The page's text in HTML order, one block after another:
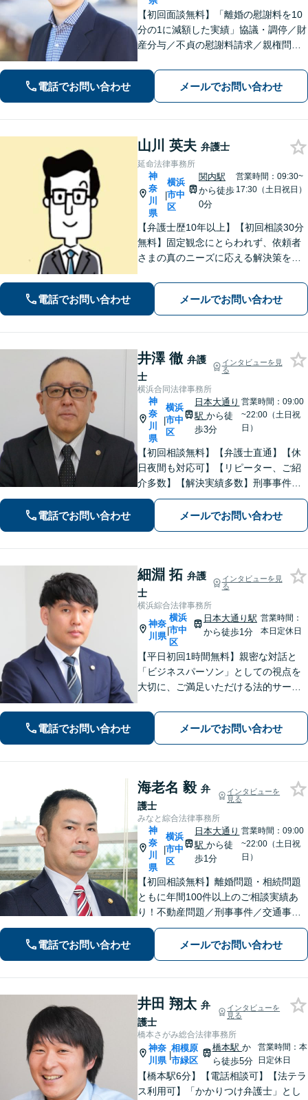
【初回面談無料】「離婚の慰謝料を10
分の1に減額した実績」協議・調停／財
産分与／不貞の慰謝料請求／親権問題
ーの顧問経験豊富」土地・建物の明渡
しや賃料回収など幅広くサポート【夜
間・休日面談可】【電話相談対応】
電話でお問い合わせ メールでお問い合わせ
山川 英夫 弁護士
延命法律事務所
神
奈
川
県
|
横浜
市中
区
関内駅
から徒歩
0分
営業時間：09:30~
17:30（土日祝日）
【弁護士歴10年以上】【初回相談30分
無料】固定観念にとらわれず、依頼者
さまの真のニーズに応える解決策を導
士業との連携で不動産トラブルや相続
問題にワンストップの対応も可能【WE
B面談対応】【関内駅3分】
電話でお問い合わせ メールでお問い合わせ
井澤 徹 弁護
士
インタビューを見
る
横浜合同法律事務所
神
奈
川
県
|
横浜
市中
区
日本大通り
駅から徒
歩3分
営業時間：09:00
~22:00（土日祝
日）
【初回相談無料】【弁護士直通】【休
日夜間も対応可】【リピーター、ご紹
介多数】【解決実績多数】刑事事件、
債務整理、離婚、相続など幅広く対
応。迅速な対応と丁寧なサポートに努
めます。
電話でお問い合わせ メールでお問い合わせ
細淵 拓 弁護
士
インタビューを見
る
横浜綜合法律事務所
神奈
川県
|
横浜
市中
区
日本大通り駅
から徒歩1分
営業時間：
本日定休日
【平日初回1時間無料】親密な対話と
「ビジネスパーソン」としての視点を
大切に、ご満足いただける法的サービ
続、企業法務から個人の身近なトラブ
ルまで、お気軽にご相談ください。
電話でお問い合わせ メールでお問い合わせ
海老名 毅 弁
護士
インタビューを
見る
みなと綜合法律事務所
神
奈
川
県
|
横浜
市中
区
日本大通り
駅から徒
歩1分
営業時間：09:00
~22:00（土日祝
日）
【初回相談無料】離婚問題・相続問題
ともに年間100件以上のご相談実績あ
り！不動産問題／刑事事件／交通事故
／借金問題／労働問題／債権回収にも
注力。これまで培ったノウハウを最大
限に活かし、最善の解決へ尽力します
電話でお問い合わせ メールでお問い合わせ
井田 翔太 弁
護士
インタビューを
見る
橋本さがみ総合法律事務所
神奈
川県
|
相模原
市緑区
橋本駅 か
ら徒歩5分
営業時間：本
日定休日
【橋本駅6分】【電話相談可】【法テラ
ス利用可】「かかりつけ弁護士」とし